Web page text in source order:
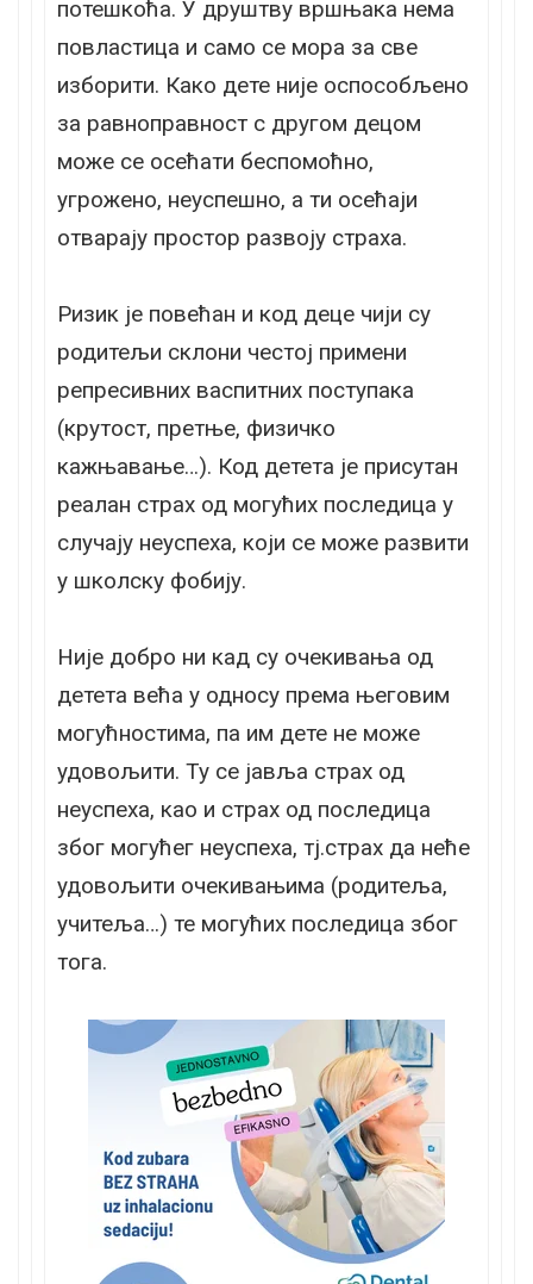
потешкоћа. У друштву вршњака нема
повластица и само се мора за све
изборити. Како дете није оспособљено
за равноправност с другом децом
може се осећати беспомоћно,
угрожено, неуспешно, а ти осећаји
отварају простор развоју страха.
Ризик је повећан и код деце чији су
родитељи склони честој примени
репресивних васпитних поступака
(крутост, претње, физичко
кажњавање…). Код детета је присутан
реалан страх од могућих последица у
случају неуспеха, који се може развити
у школску фобију.
Није добро ни кад су очекивања од
детета већа у односу према његовим
могућностима, па им дете не може
удовољити. Ту се јавља страх од
неуспеха, као и страх од последица
због могућег неуспеха, тј.страх да неће
удовољити очекивањима (родитеља,
учитеља…) те могућих последица због
тога.